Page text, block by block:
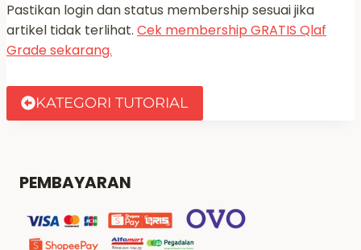
Pastikan login dan status membership sesuai jika
artikel tidak terlihat. Cek membership GRATIS Qlaf
Grade sekarang.
KATEGORI TUTORIAL
PEMBAYARAN